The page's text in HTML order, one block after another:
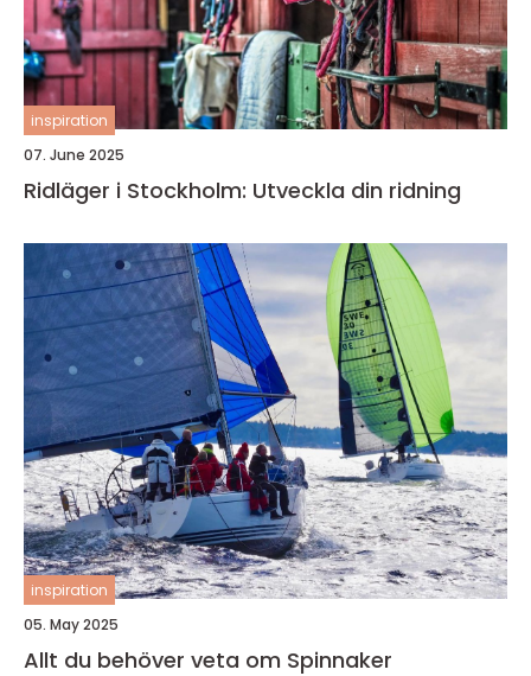
inspiration
07. June 2025
Ridläger i Stockholm: Utveckla din ridning
inspiration
05. May 2025
Allt du behöver veta om Spinnaker